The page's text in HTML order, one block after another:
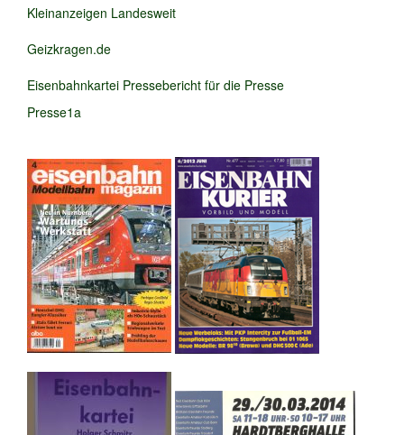
Kleinanzeigen Landesweit
Geizkragen.de
Eisenbahnkartei Pressebericht für die Presse
Presse1a